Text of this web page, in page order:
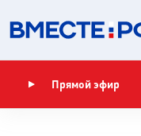
Прямой эфир